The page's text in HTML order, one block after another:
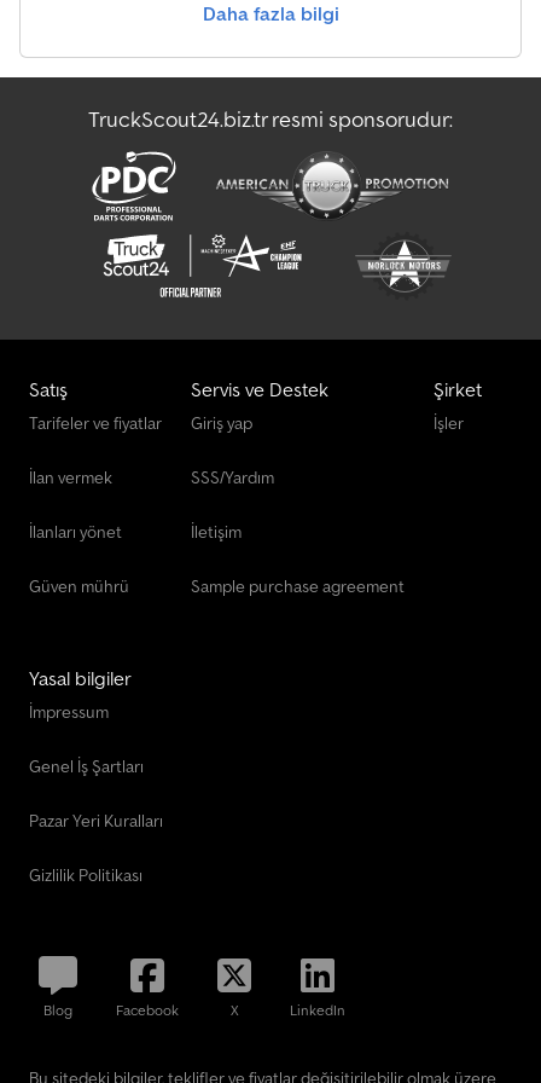
Zırhlı Para Taşıma Aracı
Ön Yükleyici
Daha fazla bilgi
TruckScout24.biz.tr resmi sponsorudur:
Satış
Tarifeler ve fiyatlar
İlan vermek
İlanları yönet
Güven mührü
Servis ve Destek
Giriş yap
SSS/Yardım
İletişim
Sample purchase agreement
Şirket
İşler
Yasal bilgiler
İmpressum
Genel İş Şartları
Pazar Yeri Kuralları
Gizlilik Politikası
Blog Facebook X LinkedIn
Bu sitedeki bilgiler, teklifler ve fiyatlar değişitirilebilir olmak üzere